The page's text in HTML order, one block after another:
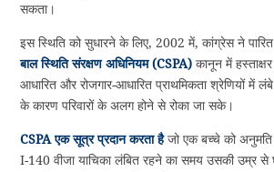
सकता।
इस स्थिति को सुधारने के लिए, 2002 में, कांग्रेस ने पारित
बाल स्थिति संरक्षण अधिनियम (CSPA) कानून में
आधारित और रोजगार-आधारित प्राथमिकता श्रेणियों में
के कारण परिवारों के अलग होने से रोका जा सके।
CSPA एक सूत्र प्रदान करता हैजो एक बच्चे को
I-140 वीजा याचिका लंबित रहने का समय उसकी उम्र